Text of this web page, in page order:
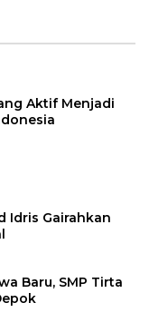
Aktif Menjadi
Idris Gairahkan
Baru, SMP Tirta